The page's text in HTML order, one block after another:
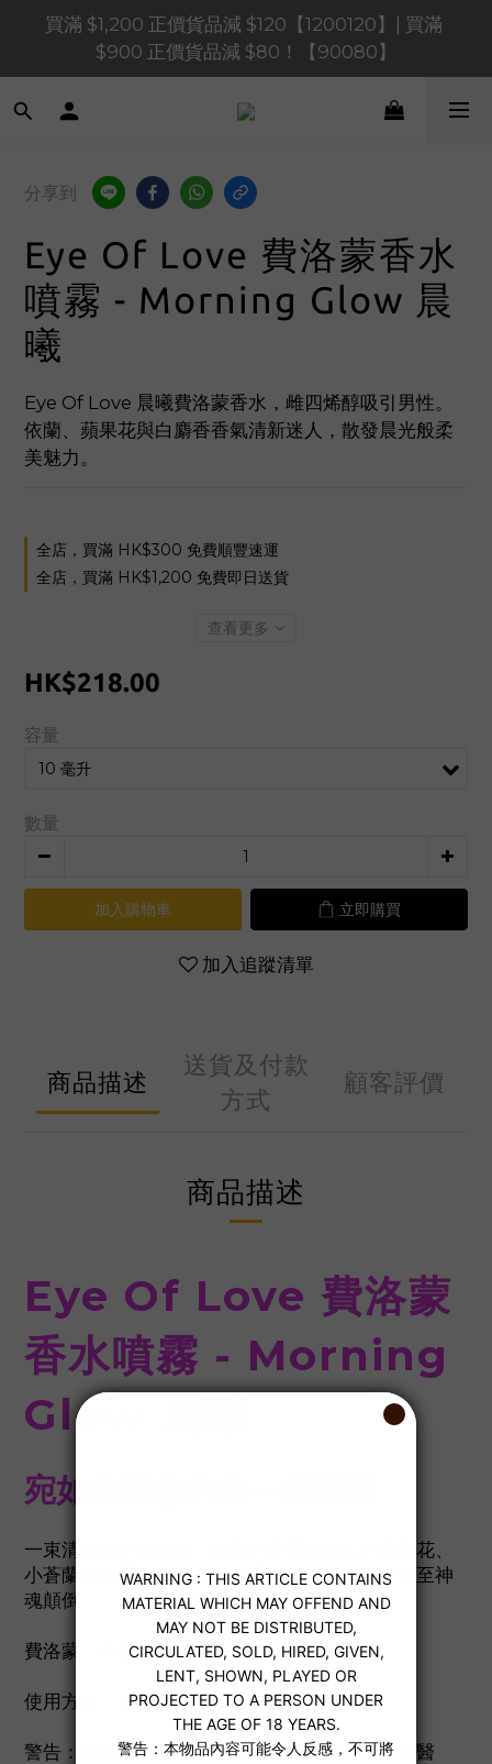
買滿 $1,200 正價貨品減 $120【1200120】| 買滿
$900 正價貨品減 $80！【90080】
買滿 $1,200 正價貨品減 $120【1200120】| 買滿
$900 正價貨品減 $80！【90080】
買滿 $600 正價貨品減 $40【60040】| 買滿 $400 正
📢 系統維護通知 – SHOPLINE Payments FPS將於
2026 年 8 月 9 日（日）凌晨 01:00 至 11:00 暫停交易
買滿 $1,200 正價貨品減 $120【1200120】| 買滿
$900 正價貨品減 $80！【90080】
分享到
Eye Of Love 費洛蒙香水
噴霧 - Morning Glow 晨
曦
Eye Of Love 晨曦費洛蒙香水，雌四烯醇吸引男性。
依蘭、蘋果花與白麝香香氣清新迷人，散發晨光般柔
美魅力。
全店，買滿 HK$300 免費順豐速運
全店，買滿 HK$1,200 免費即日送貨
查看更多
HK$218.00
容量
數量
加入購物車 立即購買
加入追蹤清單
商品描述
送貨及付款
方式
顧客評價
商品描述
Eye Of Love 費洛蒙
香水噴霧 - Morning
Glow 晨曦
宛如喚醒您的每一個晨曦
一束清新的依蘭依蘭、幽香的茉莉及迷人的蘋果花、
小蒼蘭和紫羅蘭，再配合白麝香，足以令他著迷至神
魂顛倒。
費洛蒙：雌四烯醇，可吸引男性。
使用方法：在頸部汗腺位噴1-2次。
警告：如果導致刺激或不適，請停止使用並諮詢醫